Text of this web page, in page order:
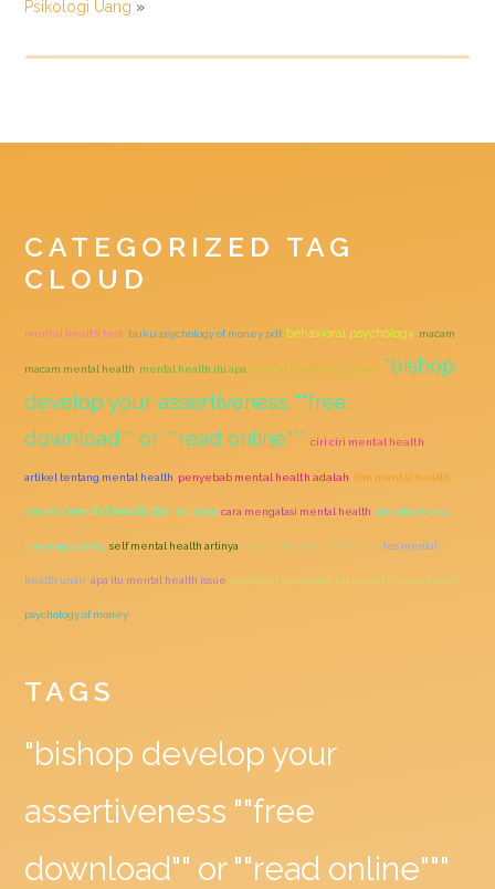
Psikologi Uang »
CATEGORIZED TAG
CLOUD
mental health test buku psychology of money pdf behavioral psychology macam
macam mental health mental health itu apa mental health test online "bishop
develop your assertiveness ""free
download"" or ""read online""" ciri ciri mental health
artikel tentang mental health penyebab mental health adalah film mental health
quotes mental health dan artinya cara mengatasi mental health assertiveness
training sydney self mental health artinya psychological resilience tes mental
health unair apa itu mental health issue analytical exposition text about mental health
psychology of money
TAGS
"bishop develop your
assertiveness ""free
download"" or ""read online"""